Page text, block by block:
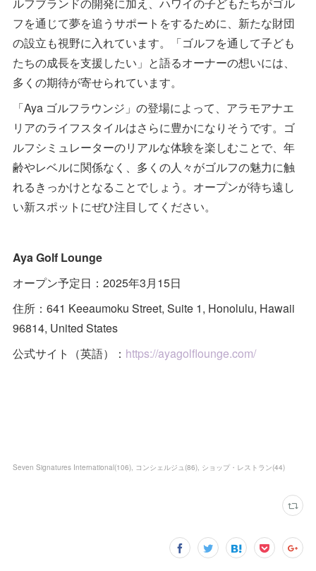
フを通じて夢を追うサポートをするために、新たな財団
の設立も視野に入れています。「ゴルフを通して子ども
たちの成長を支援したい」と語るオーナーの想いには、
多くの期待が寄せられています。
「Aya ゴルフラウンジ」の登場によって、アラモアナエ
リアのライフスタイルはさらに豊かになりそうです。ゴ
ルフシミュレーターのリアルな体験を楽しむことで、年
齢やレベルに関係なく、多くの人々がゴルフの魅力に触
れるきっかけとなることでしょう。オープンが待ち遠し
い新スポットにぜひ注目してください。
Aya Golf Lounge
オープン予定日：2025年3月15日
住所：641 Keeaumoku Street, Suite 1, Honolulu, Hawaii
96814, United States
公式サイト（英語）： https://ayagolflounge.com/
Seven Signatures International(106) コンシェルジュ(86) ショップ・レストラン(44)